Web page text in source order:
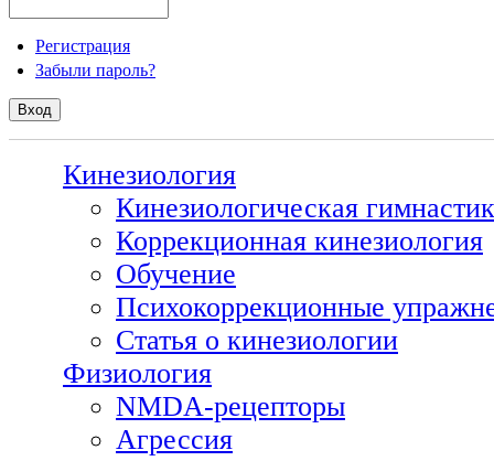
Регистрация
Забыли пароль?
Кинезиология
Кинезиологическая
Коррекционная кинезиология
Обучение
Психокоррекционные
Статья о кинезиологии
Физиология
NMDA-рецепторы
Агрессия